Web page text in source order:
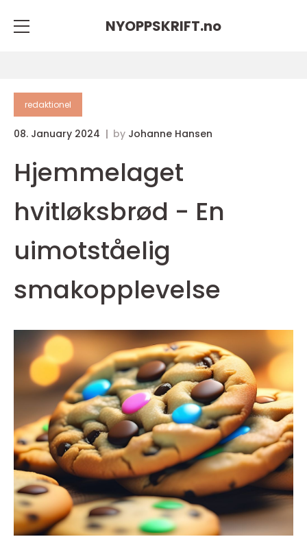
NYOPPSKRIFT.no
redaktionel
08. January 2024 by Johanne Hansen
Hjemmelaget
hvitløksbrød - En
uimotståelig
smakopplevelse